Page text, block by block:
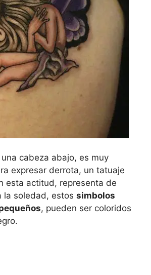
cabeza abajo, es muy
expresar derrota, un tatuaje
esta actitud, representa de
la soledad, estos simbolos
, pueden ser coloridos